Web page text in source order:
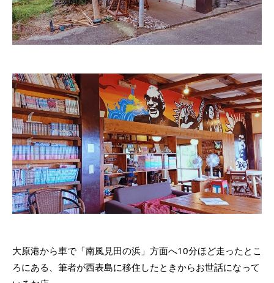
大原港から車で「南風見田の浜」方面へ10分ほど走ったとこ
ろにある、筆者が西表島に移住したときからお世話になって